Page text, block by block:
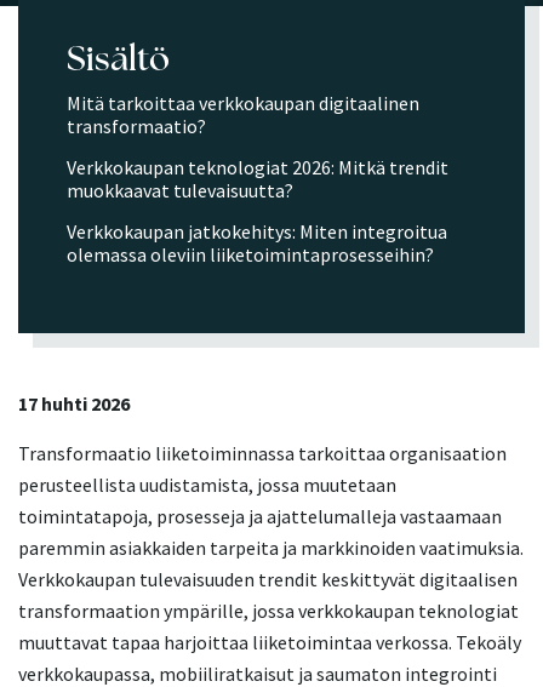
17 huhti 2026
Transformaatio liiketoiminnassa tarkoittaa organisaation
perusteellista uudistamista, jossa muutetaan
toimintatapoja, prosesseja ja ajattelumalleja vastaamaan
paremmin asiakkaiden tarpeita ja markkinoiden vaatimuksia.
Verkkokaupan tulevaisuuden trendit keskittyvät digitaalisen
transformaation ympärille, jossa verkkokaupan teknologiat
muuttavat tapaa harjoittaa liiketoimintaa verkossa. Tekoäly
verkkokaupassa, mobiiliratkaisut ja saumaton integrointi
Sisältö
Mitä tarkoittaa verkkokaupan digitaalinen
transformaatio?
Verkkokaupan teknologiat 2026: Mitkä trendit
muokkaavat tulevaisuutta?
Verkkokaupan jatkokehitys: Miten integroitua
olemassa oleviin liiketoimintaprosesseihin?